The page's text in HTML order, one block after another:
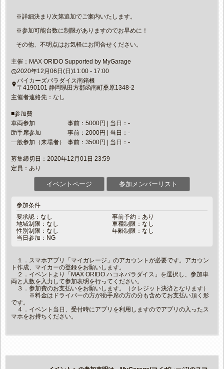
※詳細決まり次第追加でご案内いたします。
※参加可能台数に制限がありますのでお早めに！
その他、不明点はお気軽にお問合せください。
主催：MAX ORIDO Supported by MyGarage
access_time2020年12月06日(日)11:00 - 17:00
placeバイカーズパラダイス南箱根
〒4190101 静岡県田方郡函南町桑原1348-2
主催者連絡先：なし
■参加費
車両参加
事前：5000円 | 当日：-
助手席参加
事前：2000円 | 当日：-
一般参加（来場者）
事前：3500円 | 当日：-
募集締切日：2020年12月01日 23:59
定員：あり
イベントページ 参加メンバーリスト
参加条件
要承認：なし
事前予約：あり
地域制限：なし
車種制限：なし
性別制限：なし
年齢制限：なし
当日参加：NG
１．スマホアプリ「マイガレージ」のアカウントが必要です。アカウン
ト作成、マイカーの登録をお願いします。
２．イベントより「MAX ORIDO ハコネパラダイス」を選択し、参加車
両と人数を入力して参加表明を行ってください。
３．参加費のお支払いをお願いします。（クレジット決済となります）
※料金はドライバーの方が助手席の方の分も含めてお支払い頂く形
です。
４．イベント当日、受付時にアプリを利用しますのでアプリの入ったス
マホをお持ちください。